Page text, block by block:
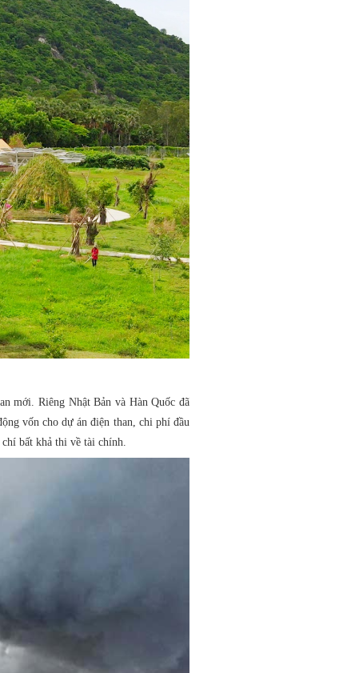
mới. Riêng Nhật Bản và Hàn Quốc đã
vốn cho dự án điện than, chi phí đầu
bất khả thi về tài chính.